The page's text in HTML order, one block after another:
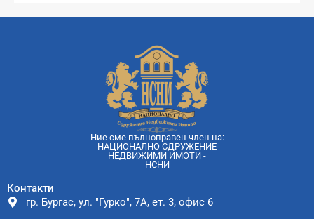
Ние сме пълноправен член на:
НАЦИОНАЛНО СДРУЖЕНИЕ
НЕДВИЖИМИ ИМОТИ -
НСНИ
Контакти
гр. Бургас, ул. "Гурко", 7А, ет. 3, офис 6